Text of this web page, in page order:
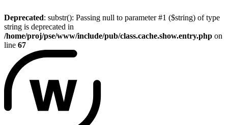
Deprecated: substr(): Passing null to parameter #1 ($string) of type
string is deprecated in
/home/proj/pse/www/include/pub/class.cache.show.entry.php on
line 67